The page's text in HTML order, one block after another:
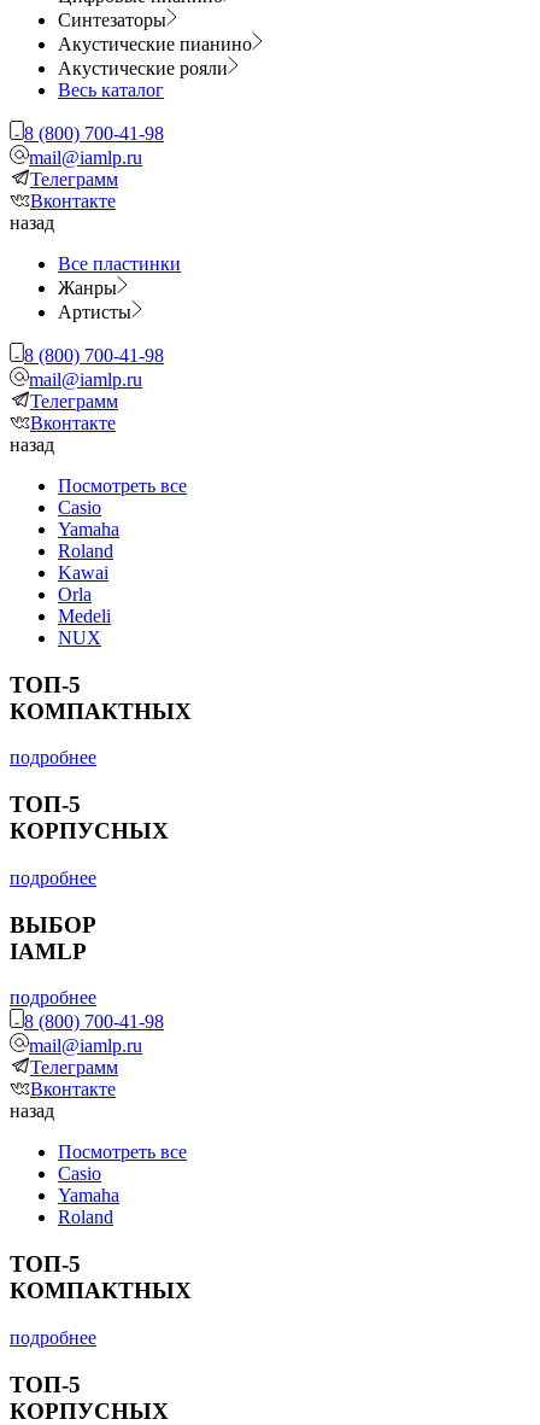
Синтезаторы
Акустические пианино
Акустические рояли
Весь каталог
8 (800) 700-41-98
mail@iamlp.ru
Телеграмм
Вконтакте
назад
Все пластинки
Жанры
Артисты
8 (800) 700-41-98
mail@iamlp.ru
Телеграмм
Вконтакте
назад
Посмотреть все
Casio
Yamaha
Roland
Kawai
Orla
Medeli
NUX
ТОП-5
КОМПАКТНЫХ
подробнее
ТОП-5
КОРПУСНЫХ
подробнее
ВЫБОР
IAMLP
подробнее
8 (800) 700-41-98
mail@iamlp.ru
Телеграмм
Вконтакте
назад
Посмотреть все
Casio
Yamaha
Roland
ТОП-5
КОМПАКТНЫХ
подробнее
ТОП-5
КОРПУСНЫХ